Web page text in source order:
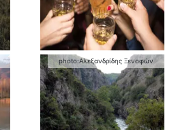
photo:Αλεξανδρίδης Ξενοφών